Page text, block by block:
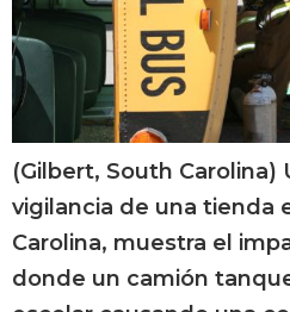
(Gilbert, South Carolina)
vigilancia de una tienda
Carolina, muestra el
donde un camión